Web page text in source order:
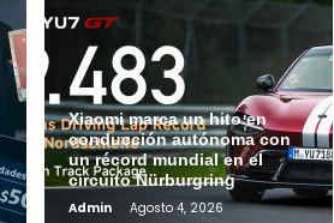
Xiaomi marca un hito en
conducción autónoma con
un récord mundial en el
circuito Nürburgring
Admin Agosto 4, 2026